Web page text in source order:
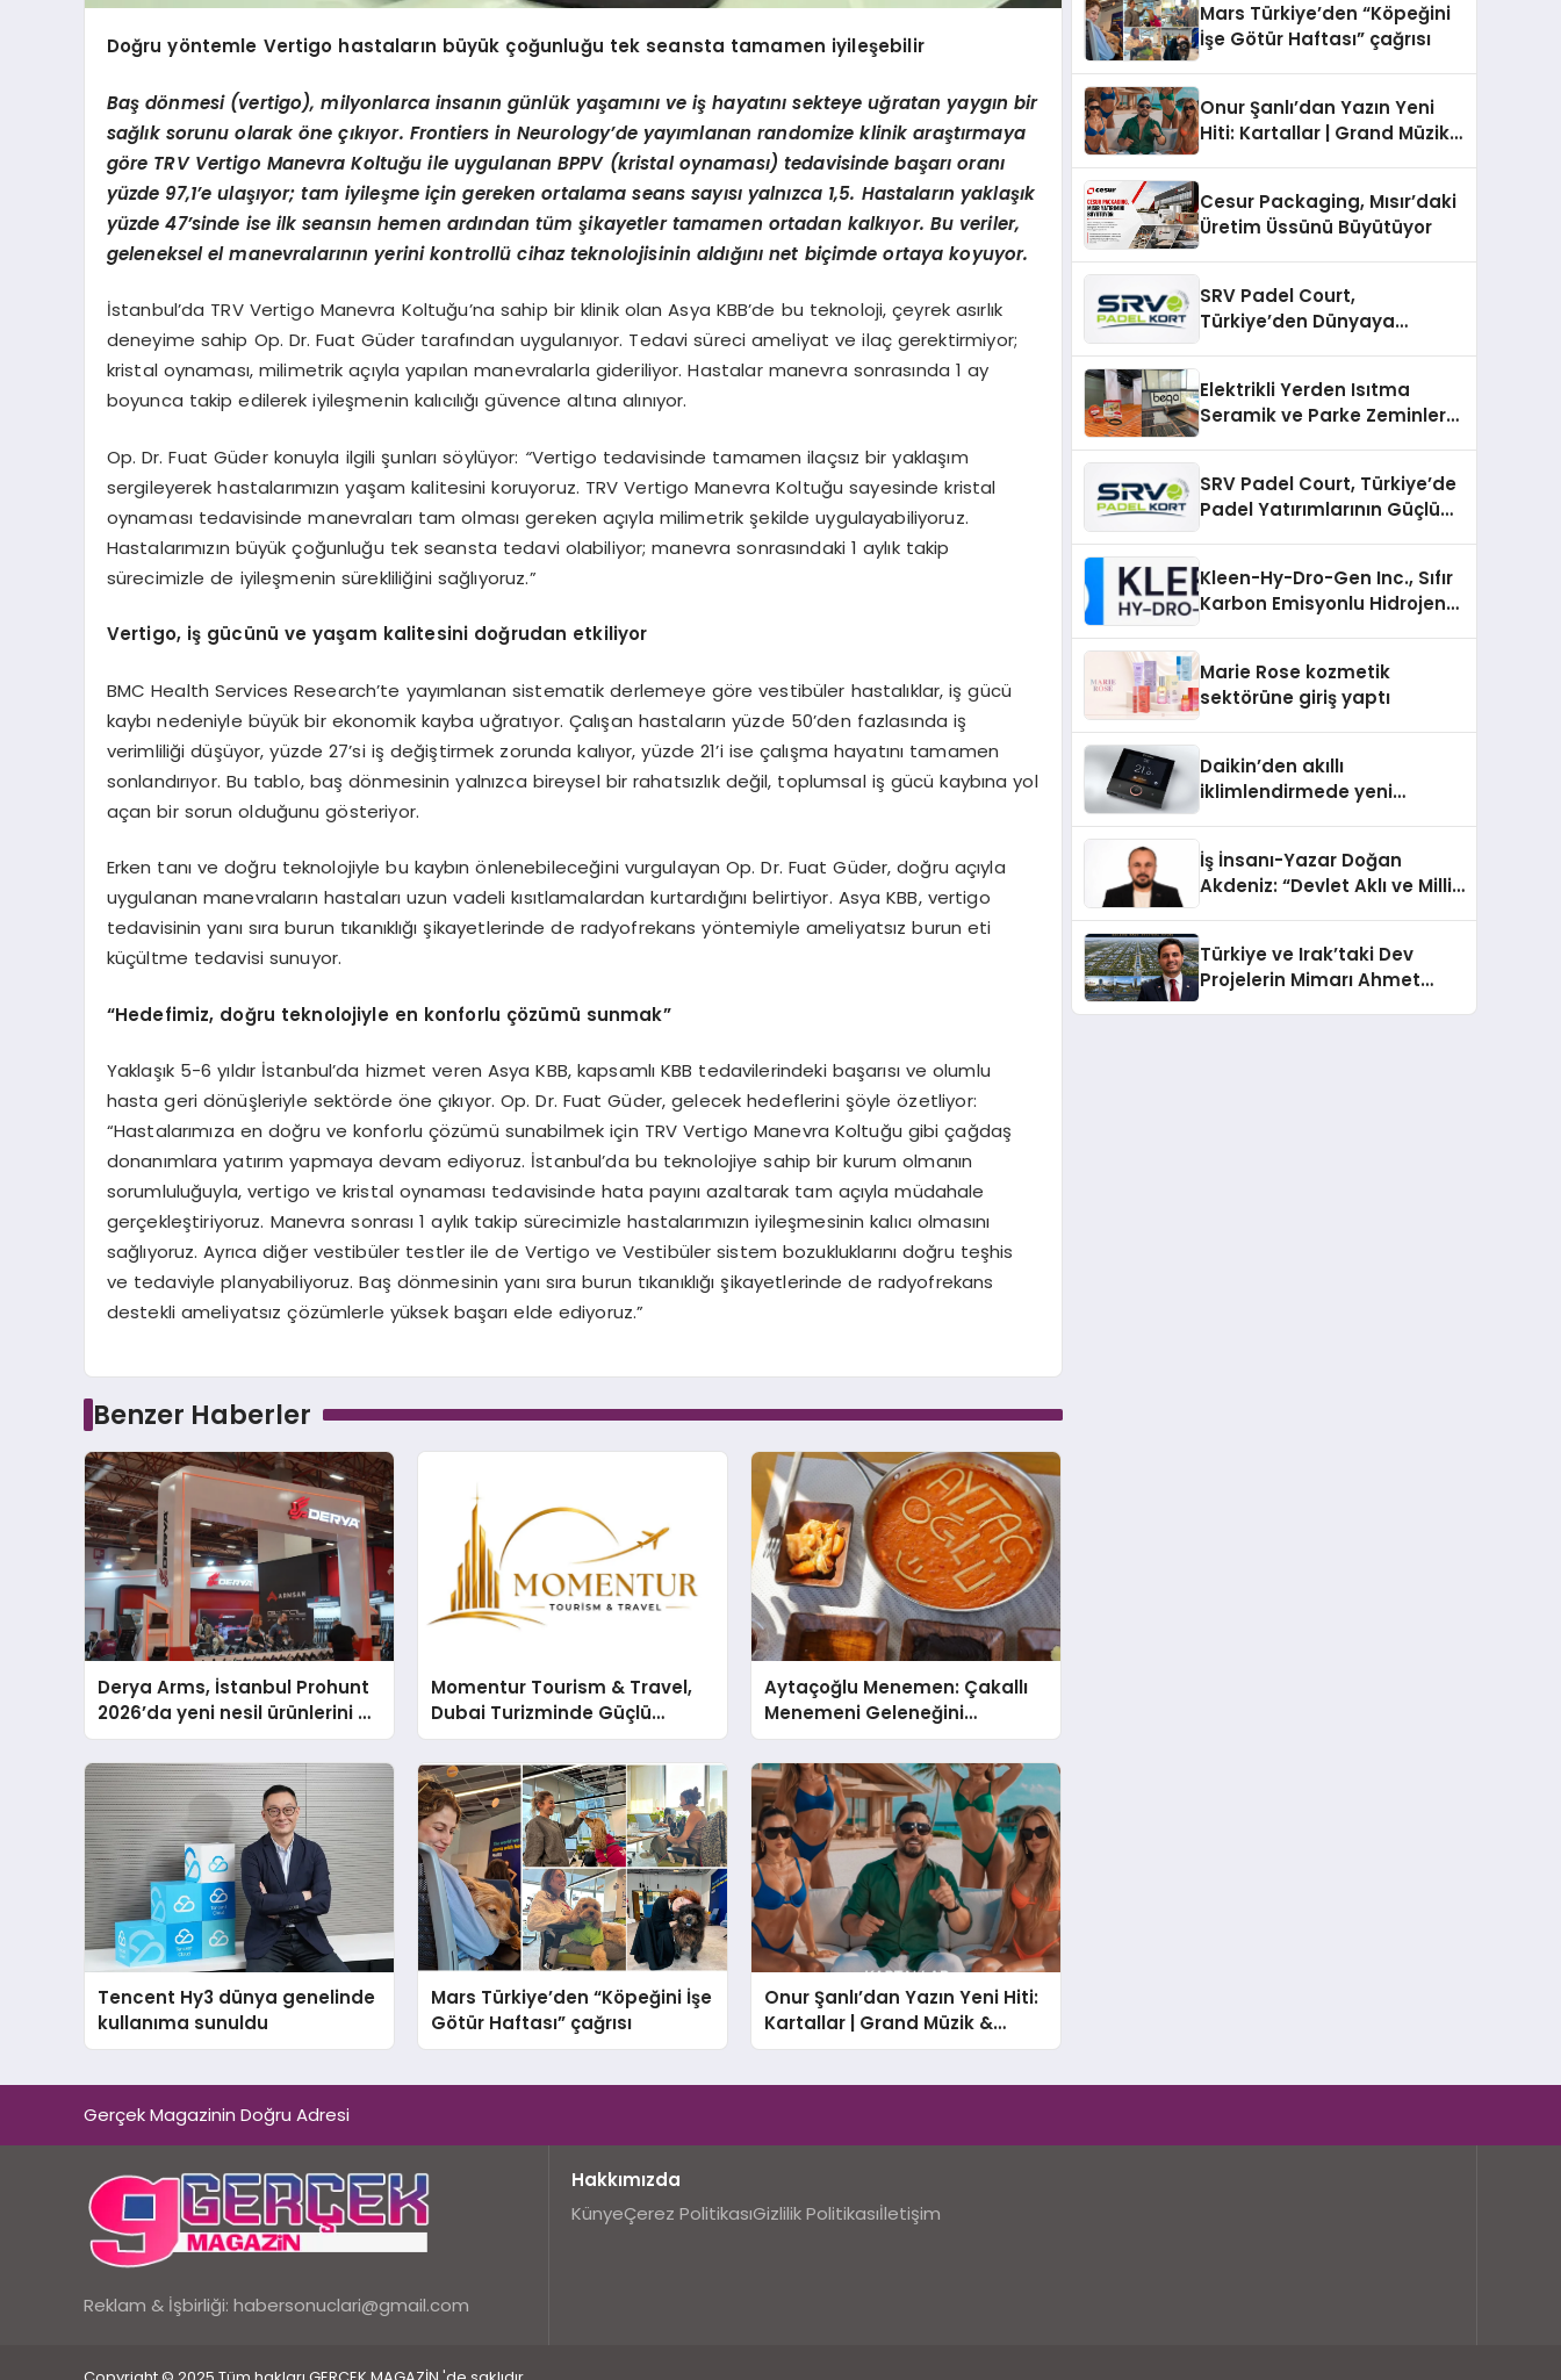
Doğru yöntemle Vertigo hastaların büyük çoğunluğu tek seansta tamamen iyileşebilir
Baş dönmesi (vertigo), milyonlarca insanın günlük yaşamını ve iş hayatını sekteye uğratan yaygın bir
sağlık sorunu olarak öne çıkıyor. Frontiers in Neurology’de yayımlanan randomize klinik araştırmaya
göre TRV Vertigo Manevra Koltuğu ile uygulanan BPPV (kristal oynaması) tedavisinde başarı oranı
yüzde 97,1’e ulaşıyor; tam iyileşme için gereken ortalama seans sayısı yalnızca 1,5. Hastaların yaklaşık
yüzde 47’sinde ise ilk seansın hemen ardından tüm şikayetler tamamen ortadan kalkıyor. Bu veriler,
geleneksel el manevralarının yerini kontrollü cihaz teknolojisinin aldığını net biçimde ortaya koyuyor.
İstanbul’da TRV Vertigo Manevra Koltuğu’na sahip bir klinik olan Asya KBB’de bu teknoloji, çeyrek asırlık
deneyime sahip Op. Dr. Fuat Güder tarafından uygulanıyor. Tedavi süreci ameliyat ve ilaç gerektirmiyor;
kristal oynaması, milimetrik açıyla yapılan manevralarla gideriliyor. Hastalar manevra sonrasında 1 ay
boyunca takip edilerek iyileşmenin kalıcılığı güvence altına alınıyor.
Op. Dr. Fuat Güder konuyla ilgili şunları söylüyor: “Vertigo tedavisinde tamamen ilaçsız bir yaklaşım
sergileyerek hastalarımızın yaşam kalitesini koruyoruz. TRV Vertigo Manevra Koltuğu sayesinde kristal
oynaması tedavisinde manevraları tam olması gereken açıyla milimetrik şekilde uygulayabiliyoruz.
Hastalarımızın büyük çoğunluğu tek seansta tedavi olabiliyor; manevra sonrasındaki 1 aylık takip
sürecimizle de iyileşmenin sürekliliğini sağlıyoruz.”
Vertigo, iş gücünü ve yaşam kalitesini doğrudan etkiliyor
BMC Health Services Research’te yayımlanan sistematik derlemeye göre vestibüler hastalıklar, iş gücü
kaybı nedeniyle büyük bir ekonomik kayba uğratıyor. Çalışan hastaların yüzde 50’den fazlasında iş
verimliliği düşüyor, yüzde 27’si iş değiştirmek zorunda kalıyor, yüzde 21’i ise çalışma hayatını tamamen
sonlandırıyor. Bu tablo, baş dönmesinin yalnızca bireysel bir rahatsızlık değil, toplumsal iş gücü kaybına yol
açan bir sorun olduğunu gösteriyor.
Erken tanı ve doğru teknolojiyle bu kaybın önlenebileceğini vurgulayan Op. Dr. Fuat Güder, doğru açıyla
uygulanan manevraların hastaları uzun vadeli kısıtlamalardan kurtardığını belirtiyor. Asya KBB, vertigo
tedavisinin yanı sıra burun tıkanıklığı şikayetlerinde de radyofrekans yöntemiyle ameliyatsız burun eti
küçültme tedavisi sunuyor.
“Hedefimiz, doğru teknolojiyle en konforlu çözümü sunmak”
Yaklaşık 5-6 yıldır İstanbul’da hizmet veren Asya KBB, kapsamlı KBB tedavilerindeki başarısı ve olumlu
hasta geri dönüşleriyle sektörde öne çıkıyor. Op. Dr. Fuat Güder, gelecek hedeflerini şöyle özetliyor:
“Hastalarımıza en doğru ve konforlu çözümü sunabilmek için TRV Vertigo Manevra Koltuğu gibi çağdaş
donanımlara yatırım yapmaya devam ediyoruz. İstanbul’da bu teknolojiye sahip bir kurum olmanın
sorumluluğuyla, vertigo ve kristal oynaması tedavisinde hata payını azaltarak tam açıyla müdahale
gerçekleştiriyoruz. Manevra sonrası 1 aylık takip sürecimizle hastalarımızın iyileşmesinin kalıcı olmasını
sağlıyoruz. Ayrıca diğer vestibüler testler ile de Vertigo ve Vestibüler sistem bozukluklarını doğru teşhis
ve tedaviyle planyabiliyoruz. Baş dönmesinin yanı sıra burun tıkanıklığı şikayetlerinde de radyofrekans
destekli ameliyatsız çözümlerle yüksek başarı elde ediyoruz.”
Benzer Haberler
Derya Arms, İstanbul Prohunt
2026’da yeni nesil ürünlerini ve
global marka vizyonunu
sergiledi
Momentur Tourism & Travel,
Dubai Turizminde Güçlü
Operasyon Ağıyla Fark
Yaratıyor
Aytaçoğlu Menemen: Çakallı
Menemeni Geleneğini
Yaşatan Aile İşletmesi
Tencent Hy3 dünya genelinde
kullanıma sunuldu
Mars Türkiye’den “Köpeğini İşe
Götür Haftası” çağrısı
Onur Şanlı’dan Yazın Yeni Hiti:
Kartallar | Grand Müzik &
Nihat Ulaş İmzalı Yeni Şarkı
Mars Türkiye’den “Köpeğini
İşe Götür Haftası” çağrısı
Onur Şanlı’dan Yazın Yeni
Hiti: Kartallar | Grand Müzik
Cesur Packaging, Mısır’daki
Üretim Üssünü Büyütüyor
SRV Padel Court,
Türkiye’den Dünyaya
Elektrikli Yerden Isıtma
Seramik ve Parke Zeminler
SRV Padel Court, Türkiye’de
Padel Yatırımlarının Güçlü
Kleen-Hy-Dro-Gen Inc., Sıfır
Karbon Emisyonlu Hidrojen
Aldı
Marie Rose kozmetik
sektörüne giriş yaptı
Daikin’den akıllı
iklimlendirmede yeni
İş İnsanı-Yazar Doğan
Akdeniz: “Devlet Aklı ve Milli
Türkiye ve Irak’taki Dev
Projelerin Mimarı Ahmet
Gerçek Magazinin Doğru Adresi
Reklam & İşbirliği: habersonuclari@gmail.com
Hakkımızda
KünyeÇerez PolitikasıGizlilik Politikasıİletişim